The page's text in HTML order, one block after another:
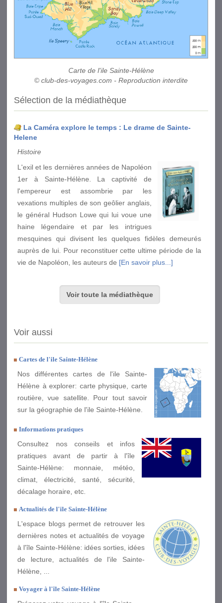
Carte de l'ile Sainte-Hélène
© club-des-voyages.com - Reproduction interdite
Sélection de la médiathèque
La Caméra explore le temps : Le drame de Sainte-
Helene
Histoire
L'exil et les dernières années de Napoléon
1er à Sainte-Hélène. La captivité de
l'empereur est assombrie par les
vexations multiples de son geôlier anglais,
le général Hudson Lowe qui lui voue une
haine légendaire et par les intrigues
mesquines qui divisent les quelques fidèles demeurés
auprès de lui. Pour reconstituer cette ultime période de la
vie de Napoléon, les auteurs de [En savoir plus...]
Voir toute la médiathèque
Voir aussi
Cartes de l'ile Sainte-Hélène
Nos différentes cartes de l'ile Sainte-
Hélène à explorer: carte physique, carte
routière, vue satellite. Pour tout savoir
sur la géographie de l'ile Sainte-Hélène.
Informations pratiques
Consultez nos conseils et infos
pratiques avant de partir à l'île
Sainte-Hélène: monnaie, météo,
climat, électricité, santé, sécurité,
décalage horaire, etc.
Actualités de l'ile Sainte-Hélène
L'espace blogs permet de retrouver les
dernières notes et actualités de voyage
à l'île Sainte-Hélène: idées sorties, idées
de lecture, actualités de l'ile Sainte-
Hélène, ...
Voyager à l'île Sainte-Hélène